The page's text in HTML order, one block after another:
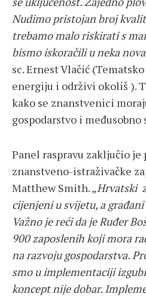
Nudimo pristojan broj
trebamo malo riskirati s
bismo iskoračili u neka
sc. Ernest Vlačić
energiju i održivi okoliš ).
kako se znanstvenici
gospodarstvo i međusobno
Panel raspravu zaključio
znanstveno-istraživačke
Matthew Smith. „Hrvatski
cijenjeni u svijetu, a
Važno je reći da je Ruđer
900 zaposlenih koji mora
na razvoju gospodarstva.
smo u implementaciji
koncept nije dobar.